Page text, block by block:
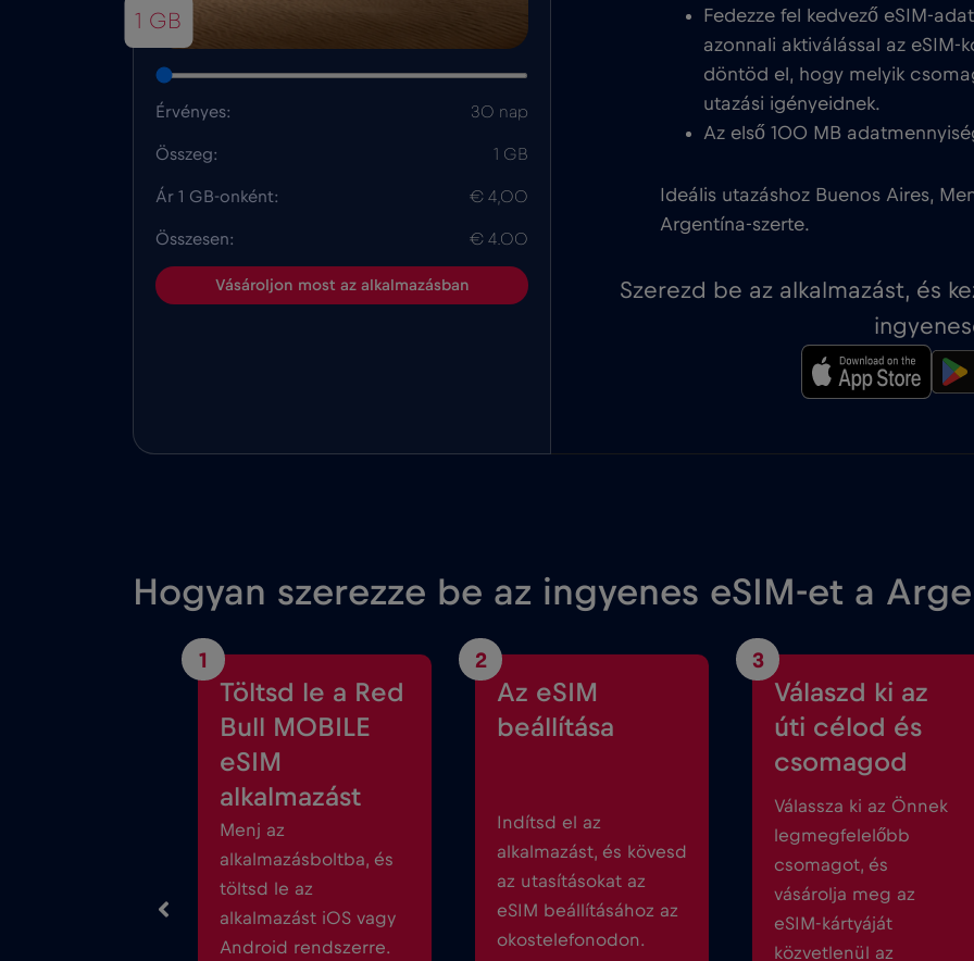
1 GB
Érvényes: 30 nap
Összeg: 1 GB
Ár 1 GB-onként: € 4,00
Összesen: € 4.00
Vásároljon most az alkalmazásban
Fedezze fel kedvező eSIM-
azonnali aktiválással az eSIM-
döntöd el, hogy melyik
utazási igényeidnek.
Az első 100 MB
Ideális utazáshoz Buenos Aires,
Argentína-szerte.
Szerezd be az alkalmazást, és
Hogyan szerezze be az ingyenes eSIM-et a
1
Töltsd le a Red
Bull MOBILE
eSIM
alkalmazást
Menj az
alkalmazásboltba, és
töltsd le az
alkalmazást iOS vagy
Android rendszerre.
2
Az eSIM
beállítása
Indítsd el az
alkalmazást, és kövesd
az utasításokat az
eSIM beállításához az
okostelefonodon.
3
Válaszd ki az
úti célod és
csomagod
Válassza ki az Önnek
legmegfelelőbb
csomagot, és
vásárolja meg az
eSIM-kártyáját
közvetlenül az